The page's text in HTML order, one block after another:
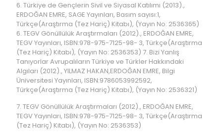
6. Türkiye de Gençlerin Sivil ve Siyasal Katılımı (2013).,
ERDOĞAN EMRE, SAGE Yayınları, Basım sayısı:1,
Türkçe(Araştırma (Tez Hariç) Kitabı), (Yayın No: 2536365)
6. TEGV Gönüllülük Araştırmaları (2012)., ERDOĞAN EMRE,
TEGV Yayınları, ISBN:978-975-7125-98- 3, Türkçe(Araştırma
(Tez Hariç) Kitabı), (Yayın No: 2536353) 7. Bizi Yanlış
Tanıyorlar Avrupalıların Türkiye ve Türkler Hakkındaki
Algıları (2012)., YILMAZ HAKAN,ERDOĞAN EMRE, Bilgi
Üniversitesi Yayınları, ISBN:9786053992592,
Türkçe(Araştırma (Tez Hariç) Kitabı), (Yayın No: 2536321)
7. TEGV Gönüllülük Araştırmaları (2012)., ERDOĞAN EMRE,
TEGV Yayınları, ISBN:978-975-7125-98- 3, Türkçe(Araştırma
(Tez Hariç) Kitabı), (Yayın No: 2536353)